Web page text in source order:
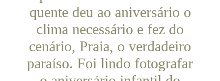
quente deu ao aniversário o
clima necessário e fez do
cenário, Praia, o verdadeiro
paraíso. Foi lindo fotografar